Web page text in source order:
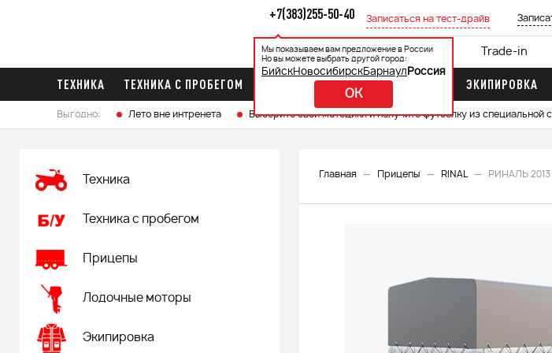
+7(383)255-50-40
Мы показываем вам предложение в России
Но вы можете выбрать другой город:
БийскНовосибирскБарнаул Россия
OK
Записаться на тест-драйв
Каталог Акции Кредит 0% Trade-in
ТЕХНИКА ТЕХНИКА С ПРОБЕГОМ ЛОДОЧНЫЕ МОТОРЫ ЭКИПИРОВКА
Выгодно: Лето вне интренета Выберите свой мотоцикл и получите футболку из
Главная Прицепы RINAL РИНАЛЬ
Техника
Техника с пробегом
Прицепы
Лодочные моторы
Экипировка